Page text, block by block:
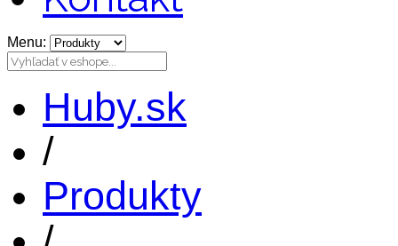
Menu:
Huby.sk
/
Produkty